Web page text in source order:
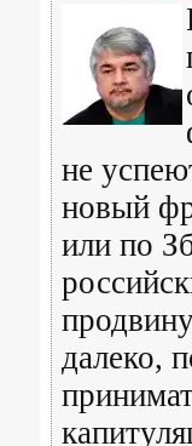
не
новый
или по
далеко,